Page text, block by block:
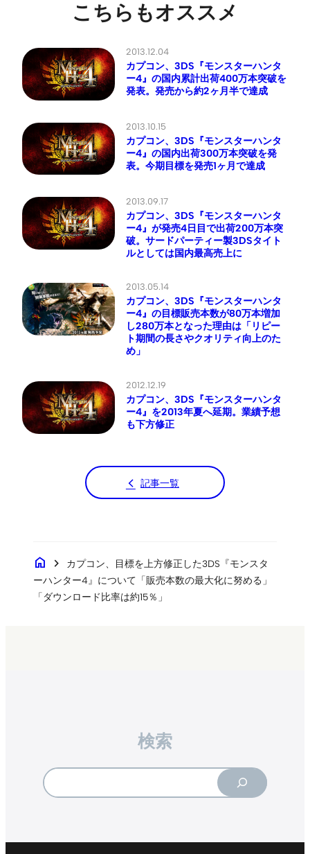
こちらもオススメ
2013.12.04
カプコン、3DS『モンスターハンタ
ー4』の国内累計出荷400万本突破を
発表。発売から約2ヶ月半で達成
2013.10.15
カプコン、3DS『モンスターハンタ
ー4』の国内出荷300万本突破を発
表。今期目標を発売1ヶ月で達成
2013.09.17
カプコン、3DS『モンスターハンタ
ー4』が発売4日目で出荷200万本突
破。サードパーティー製3DSタイト
ルとしては国内最高売上に
2013.05.14
カプコン、3DS『モンスターハンタ
ー4』の目標販売本数が80万本増加
し280万本となった理由は「リピー
ト期間の長さやクオリティ向上のた
め」
2012.12.19
カプコン、3DS『モンスターハンタ
ー4』を2013年夏へ延期。業績予想
も下方修正
記事一覧
home chevron_right
カプコン、目標を上方修正した3DS『モンスタ
ーハンター4』について「販売本数の最大化に努める」
「ダウンロード比率は約15％」
検索